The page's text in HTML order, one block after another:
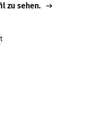
zu sehen.